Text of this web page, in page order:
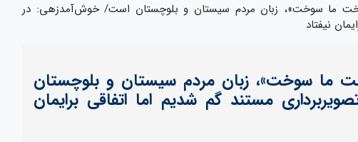
ما سوخت»، زبان مردم سیستان و بلوچستان است/ خوش‌آمدزهی: در
نیفتاد
ما سوخت»، زبان مردم سیستان و بلوچستان
مستند گم شدیم اما اتفاقی برایمان